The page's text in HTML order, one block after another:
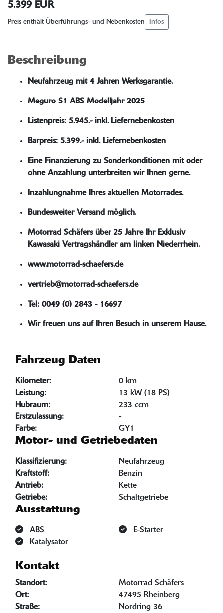
5.399 EUR
Preis enthält Überführungs- und Nebenkosten Infos
Beschreibung
Neufahrzeug mit 4 Jahren Werksgarantie.
Meguro S1 ABS Modelljahr 2025
Listenpreis: 5.945.- inkl. Liefernebenkosten
Barpreis: 5.399.- inkl. Liefernebenkosten
Eine Finanzierung zu Sonderkonditionen mit oder
ohne Anzahlung unterbreiten wir Ihnen gerne.
Inzahlungnahme Ihres aktuellen Motorrades.
Bundesweiter Versand möglich.
Motorrad Schäfers über 25 Jahre Ihr Exklusiv
Kawasaki Vertragshändler am linken Niederrhein.
www.motorrad-schaefers.de
vertrieb@motorrad-schaefers.de
Tel: 0049 (0) 2843 - 16697
Wir freuen uns auf Ihren Besuch in unserem Hause.
Fahrzeug Daten
Kilometer:
0 km
Leistung:
13 kW (18 PS)
Hubraum:
233 ccm
Erstzulassung:
-
Farbe:
GY1
Motor- und Getriebedaten
Klassifizierung:
Neufahrzeug
Kraftstoff:
Benzin
Antrieb:
Kette
Getriebe:
Schaltgetriebe
Ausstattung
ABS
E-Starter
Katalysator
Kontakt
Standort:
Motorrad Schäfers
Ort:
47495 Rheinberg
Straße:
Nordring 36